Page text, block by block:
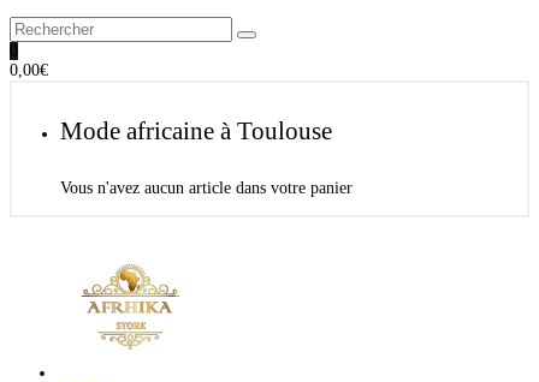
0
0,00€
Mode africaine à Toulouse
Vous n'avez aucun article dans votre panier